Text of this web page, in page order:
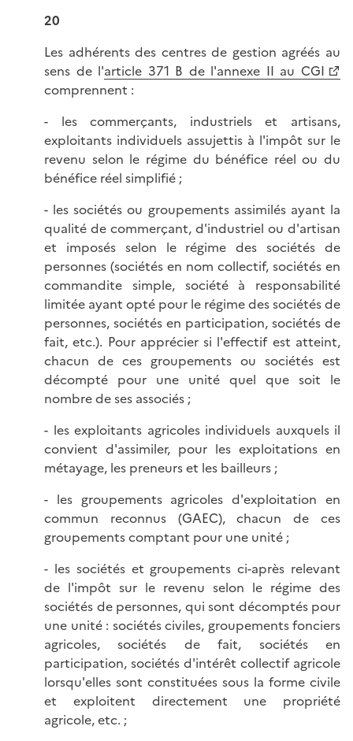
20
Les adhérents des centres de gestion agréés au
sens de l'article 371 B de l'annexe II au CGI
comprennent :
- les commerçants, industriels et artisans,
exploitants individuels assujettis à l'impôt sur le
revenu selon le régime du bénéfice réel ou du
bénéfice réel simplifié ;
- les sociétés ou groupements assimilés ayant la
qualité de commerçant, d'industriel ou d'artisan
et imposés selon le régime des sociétés de
personnes (sociétés en nom collectif, sociétés en
commandite simple, société à responsabilité
limitée ayant opté pour le régime des sociétés de
personnes, sociétés en participation, sociétés de
fait, etc.). Pour apprécier si l'effectif est atteint,
chacun de ces groupements ou sociétés est
décompté pour une unité quel que soit le
nombre de ses associés ;
- les exploitants agricoles individuels auxquels il
convient d'assimiler, pour les exploitations en
métayage, les preneurs et les bailleurs ;
- les groupements agricoles d'exploitation en
commun reconnus (GAEC), chacun de ces
groupements comptant pour une unité ;
- les sociétés et groupements ci-après relevant
de l'impôt sur le revenu selon le régime des
sociétés de personnes, qui sont décomptés pour
une unité : sociétés civiles, groupements fonciers
agricoles, sociétés de fait, sociétés en
participation, sociétés d'intérêt collectif agricole
lorsqu'elles sont constituées sous la forme civile
et exploitent directement une propriété
agricole, etc. ;